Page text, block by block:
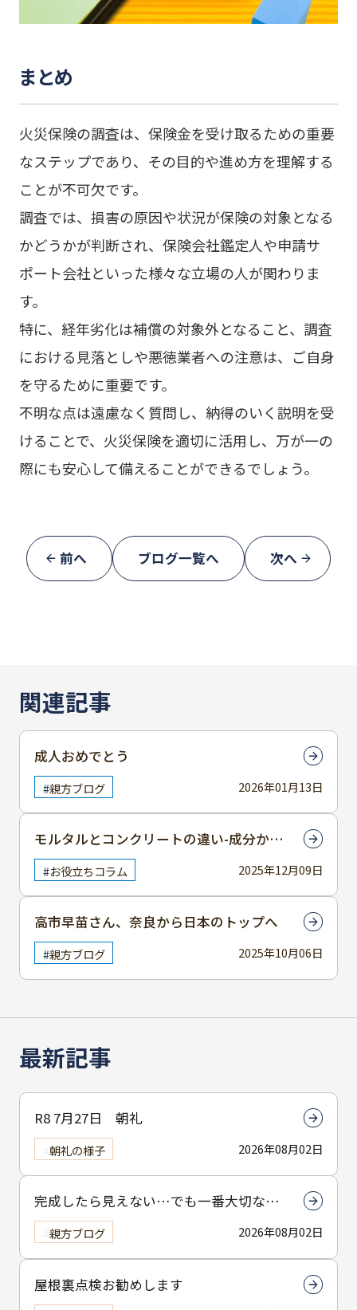
まとめ
火災保険の調査は、保険金を受け取るための重要
なステップであり、その目的や進め方を理解する
ことが不可欠です。
調査では、損害の原因や状況が保険の対象となる
かどうかが判断され、保険会社鑑定人や申請サ
ポート会社といった様々な立場の人が関わりま
す。
特に、経年劣化は補償の対象外となること、調査
における見落としや悪徳業者への注意は、ご自身
を守るために重要です。
不明な点は遠慮なく質問し、納得のいく説明を受
けることで、火災保険を適切に活用し、万が一の
際にも安心して備えることができるでしょう。
前へ ブログ一覧へ 次へ
最新記事
R8 7月27日 朝礼
2026年08月02日
朝礼の様子
完成したら見えない…でも一番大切なん
は下塗りです
2026年08月02日
親方ブログ
屋根裏点検お勧めします
関連記事
2026年01月13日
成人おめでとう
親方ブログ
2025年12月09日
モルタルとコンクリートの違い-成分から
使用感まで徹底解説
お役立ちコラム
2025年10月06日
高市早苗さん、奈良から日本のトップへ
親方ブログ